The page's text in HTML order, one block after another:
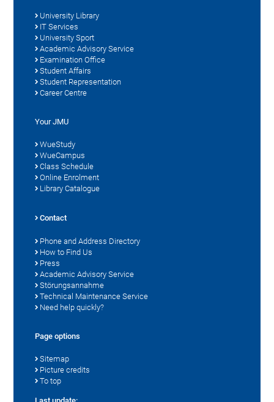
University Library
IT Services
University Sport
Academic Advisory Service
Examination Office
Student Affairs
Student Representation
Career Centre
Your JMU
WueStudy
WueCampus
Class Schedule
Online Enrolment
Library Catalogue
Contact
Phone and Address Directory
How to Find Us
Press
Academic Advisory Service
Störungsannahme
Technical Maintenance Service
Need help quickly?
Page options
Sitemap
Picture credits
To top